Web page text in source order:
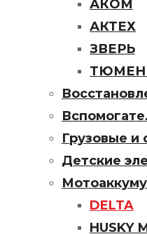
АКОМ
АКТЕХ
ЗВЕРЬ
Грузовые и
Детские
DELTA
HUSKY